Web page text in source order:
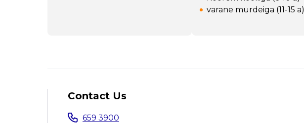
varane murdeiga (11-15 a)
Contact Us
659 3900